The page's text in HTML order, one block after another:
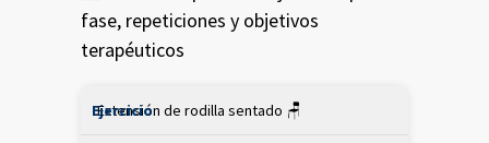
fase, repeticiones y objetivos
terapéuticos
Extensión de rodilla sentado 🪑